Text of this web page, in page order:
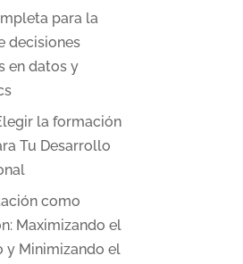
para la
decisiones
en datos y
la formación
Tu Desarrollo
como
Maximizando el
y Minimizando el